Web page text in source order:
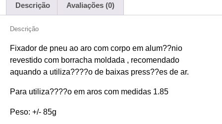
Descrição Avaliações (0)
Descrição
Fixador de pneu ao aro com corpo em alum??nio
revestido com borracha moldada , recomendado
aquando a utiliza????o de baixas press??es de ar.
Para utiliza????o em aros com medidas 1.85
Peso: +/- 85g